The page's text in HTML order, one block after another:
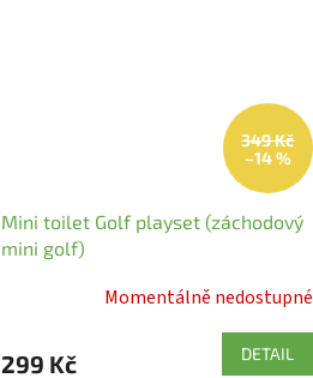
349 Kč
–14 %
Mini toilet Golf playset (záchodový
mini golf)
Momentálně nedostupné
299 Kč DETAIL